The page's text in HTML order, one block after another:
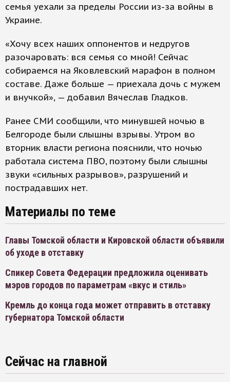
семья уехали за пределы России из-за войны в
Украине.
«Хочу всех наших оппонентов и недругов
разочаровать: вся семья со мной! Сейчас
собираемся на Яковлевский марафон в полном
составе. Даже больше — приехала дочь с мужем
и внучкой», — добавил Вячеслав Гладков.
Ранее СМИ сообщили, что минувшей ночью в
Белгороде были слышны взрывы. Утром во
вторник власти региона пояснили, что ночью
работала система ПВО, поэтому были слышны
звуки «сильных разрывов», разрушений и
пострадавших нет.
Материалы по теме
Главы Томской области и Кировской области объявили
об уходе в отставку
Спикер Совета Федерации предложила оценивать
мэров городов по параметрам «вкус и стиль»
Кремль до конца года может отправить в отставку
губернатора Томской области
Сейчас на главной